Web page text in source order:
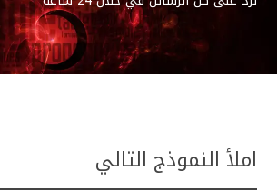
املأ النموذج التالي